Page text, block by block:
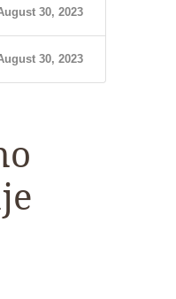
30, 2023
30, 2023